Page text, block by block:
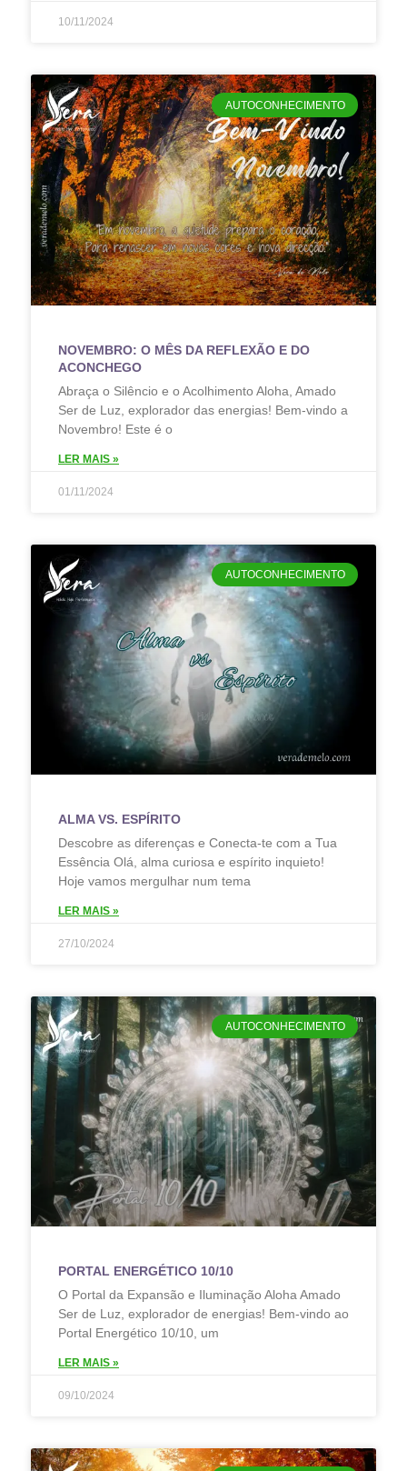
10/11/2024
AUTOCONHECIMENTO
NOVEMBRO: O MÊS DA REFLEXÃO E DO
ACONCHEGO
Abraça o Silêncio e o Acolhimento Aloha, Amado
Ser de Luz, explorador das energias! Bem-vindo a
Novembro! Este é o
LER MAIS »
01/11/2024
AUTOCONHECIMENTO
ALMA VS. ESPÍRITO
Descobre as diferenças e Conecta-te com a Tua
Essência Olá, alma curiosa e espírito inquieto!
Hoje vamos mergulhar num tema
LER MAIS »
27/10/2024
AUTOCONHECIMENTO
PORTAL ENERGÉTICO 10/10
O Portal da Expansão e Iluminação Aloha Amado
Ser de Luz, explorador de energias! Bem-vindo ao
Portal Energético 10/10, um
LER MAIS »
09/10/2024